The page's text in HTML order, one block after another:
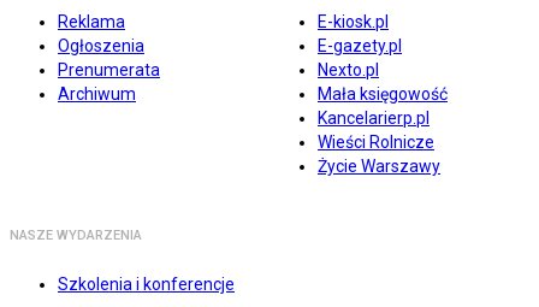
Reklama
Ogłoszenia
Prenumerata
Archiwum
E-kiosk.pl
E-gazety.pl
Nexto.pl
Mała księgowość
Kancelarierp.pl
Wieści Rolnicze
Życie Warszawy
NASZE WYDARZENIA
Szkolenia i konferencje